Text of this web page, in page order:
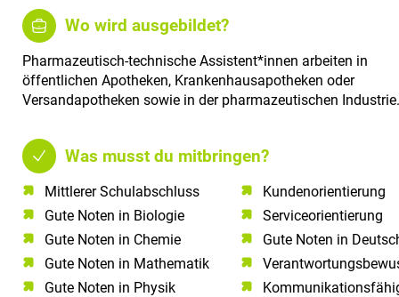
Wo wird ausgebildet?
Pharmazeutisch-technische Assistent*innen arbeiten in
öffentlichen Apotheken, Krankenhausapotheken oder
Versandapotheken sowie in der pharmazeutischen Industrie.
Was musst du mitbringen?
Mittlerer Schulabschluss​
Gute Noten in Biologie​
Gute Noten in Chemie​
Gute Noten in Mathematik​
Gute Noten in Physik​
Kundenorientierung​
Serviceorientierung​
Gute Noten in